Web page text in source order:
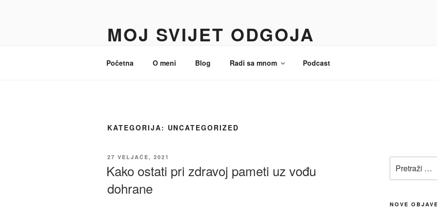
MOJ SVIJET ODGOJA
Početna O meni Blog Radi sa mnom Podcast
KATEGORIJA: UNCATEGORIZED
27 VELJAČE, 2021
Kako ostati pri zdravoj pameti uz vođu
dohrane
NOVE